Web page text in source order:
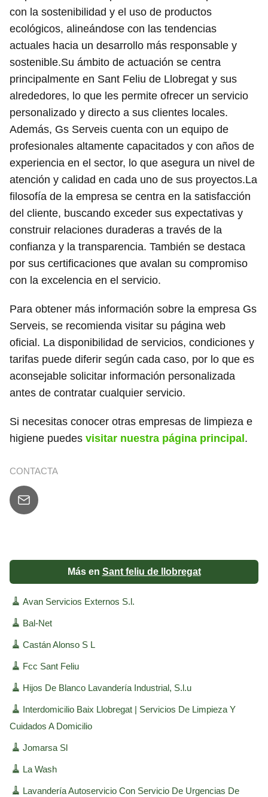
con la sostenibilidad y el uso de productos
ecológicos, alineándose con las tendencias
actuales hacia un desarrollo más responsable y
sostenible.Su ámbito de actuación se centra
principalmente en Sant Feliu de Llobregat y sus
alrededores, lo que les permite ofrecer un servicio
personalizado y directo a sus clientes locales.
Además, Gs Serveis cuenta con un equipo de
profesionales altamente capacitados y con años de
experiencia en el sector, lo que asegura un nivel de
atención y calidad en cada uno de sus proyectos.La
filosofía de la empresa se centra en la satisfacción
del cliente, buscando exceder sus expectativas y
construir relaciones duraderas a través de la
confianza y la transparencia. También se destaca
por sus certificaciones que avalan su compromiso
con la excelencia en el servicio.
Para obtener más información sobre la empresa Gs
Serveis, se recomienda visitar su página web
oficial. La disponibilidad de servicios, condiciones y
tarifas puede diferir según cada caso, por lo que es
aconsejable solicitar información personalizada
antes de contratar cualquier servicio.
Si necesitas conocer otras empresas de limpieza e
higiene puedes visitar nuestra página principal.
CONTACTA
Más en Sant feliu de llobregat
🧹 Avan Servicios Externos S.l.
🧹 Bal-Net
🧹 Castán Alonso S L
🧹 Fcc Sant Feliu
🧹 Hijos De Blanco Lavandería Industrial, S.l.u
🧹 Interdomicilio Baix Llobregat | Servicios De Limpieza Y
Cuidados A Domicilio
🧹 Jomarsa Sl
🧹 La Wash
🧹 Lavandería Autoservicio Con Servicio De Urgencias De